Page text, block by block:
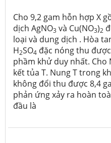
Cho 9,2 gam hỗn hợp X
dịch AgNO3 và Cu(NO3)2
loại và dung dịch . Hòa
H2SO4 đặc nóng thu
phầm khử duy nhất.
kết tủa T. Nung T trong
không đổi thu được 8,4
phản ứng xảy ra hoàn
đầu là